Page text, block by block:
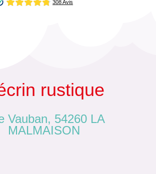
rustique
Vauban, 54260 LA
MALMAISON